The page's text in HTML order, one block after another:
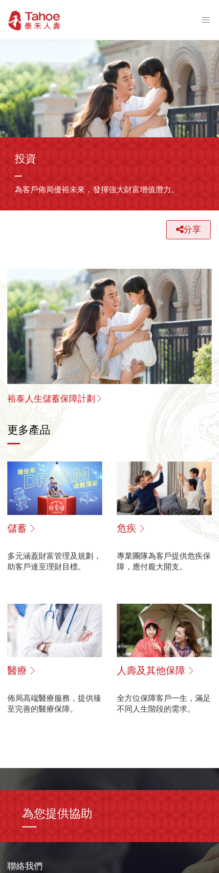
投資
為客戶佈局優裕未來，發揮強大財富增值潛力。
分享
裕泰人生儲蓄保障計劃
更多產品
儲蓄
多元涵蓋財富管理及規劃，
助客戶達至理財目標。
危疾
專業團隊為客戶提供危疾保
障，應付龐大開支。
醫療
佈局高端醫療服務，提供臻
至完善的醫療保障。
人壽及其他保障
全方位保障客戶一生，滿足
不同人生階段的需求。
為您提供協助
聯絡我們